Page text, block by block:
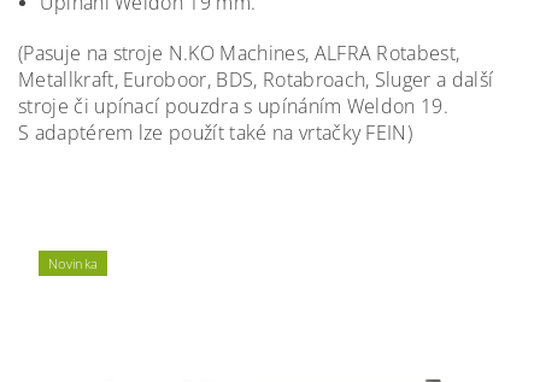
(Pasuje na stroje N.KO Machines, ALFRA Rotabest,
Metallkraft, Euroboor, BDS, Rotabroach, Sluger a další
stroje či upínací pouzdra s upínáním Weldon 19.
S adaptérem lze použít také na vrtačky FEIN)
Novinka